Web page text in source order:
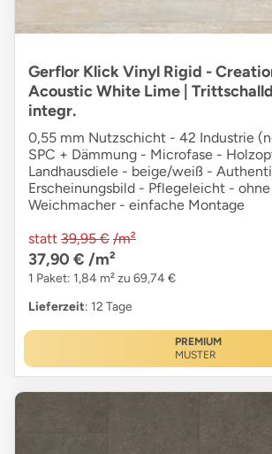
Gerflor Klick Vinyl Rigid -
Acoustic White Lime |
integr.
0,55 mm Nutzschicht - 42 Industrie
SPC + Dämmung - Microfase -
Landhausdiele - beige/weiß -
Erscheinungsbild - Pflegeleicht - ohne
Weichmacher - einfache Montage
statt 39,95 € /m²
37,90 € /m²
1 Paket: 1,84 m² zu 69,74 €
Lieferzeit: 12 Tage
PREMIUM
MUSTER